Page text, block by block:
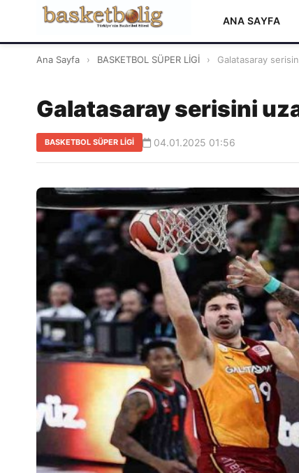
ANA SAYFA
Ana Sayfa › BASKETBOL SÜPER LİGİ › Galatasaray
Galatasaray serisini
BASKETBOL SÜPER LİGİ 04.01.2025 01:56